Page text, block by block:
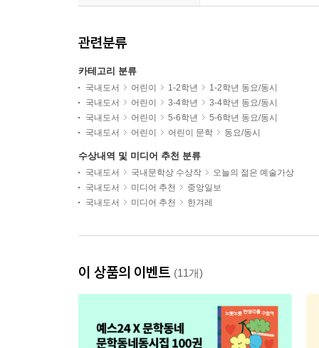
관련분류
카테고리 분류
국내도서 어린이 1-2학년
1-2학년 동요/동시
국내도서
어린이 3-4학년
3-4학년 동요/동시
국내도서
어린이 5-6학년
5-6학년 동요/동시
국내도서
어린이 어린이 문학 동요/동시
수상내역 및 미디어 추천 분류
국내도서 국내문학상 수상작
오늘의 젊은 예술가상
국내도서
미디어 추천
중앙일보
국내도서
미디어 추천 한겨레
이 상품의 이벤트 (11개)